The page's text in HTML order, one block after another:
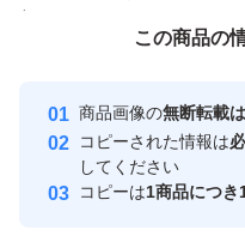
付与しています
安心取引出品者
取引実績
この商品の
商品画像の無断転載
コピーされた情報は
してください
コピーは1商品につき
この商品をみている人に